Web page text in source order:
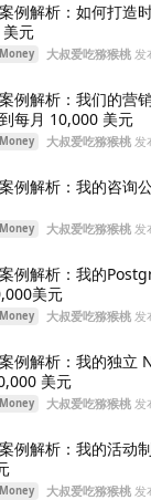
例解析：如何打造
元
大叔爱吃猕猴桃 发
例解析：我们的营
每月 10,000 美元
大叔爱吃猕猴桃 发
例解析：我的咨询
大叔爱吃猕猴桃 发
例解析：我的
美元
大叔爱吃猕猴桃 发
例解析：我的独立
美元
大叔爱吃猕猴桃 发
例解析：我的活动
大叔爱吃猕猴桃 发